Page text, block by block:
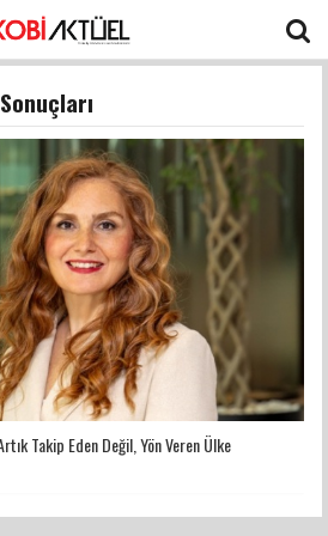
Takip Eden Değil, Yön Veren Ülke